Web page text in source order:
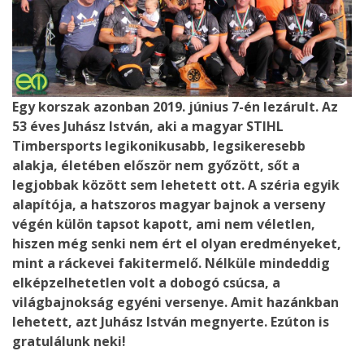
Egy korszak azonban 2019. június 7-én lezárult. Az
53 éves Juhász István, aki a magyar STIHL
Timbersports legikonikusabb, legsikeresebb
alakja, életében először nem győzött, sőt a
legjobbak között sem lehetett ott. A széria egyik
alapítója, a hatszoros magyar bajnok a verseny
végén külön tapsot kapott, ami nem véletlen,
hiszen még senki nem ért el olyan eredményeket,
mint a ráckevei fakitermelő. Nélküle mindeddig
elképzelhetetlen volt a dobogó csúcsa, a
világbajnokság egyéni versenye. Amit hazánkban
lehetett, azt Juhász István megnyerte. Ezúton is
gratulálunk neki!